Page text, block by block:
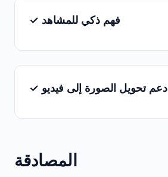
✓ فهم ذكي للمشاهد
✓ دعم تحويل الصورة إلى فيديو
المصادقة